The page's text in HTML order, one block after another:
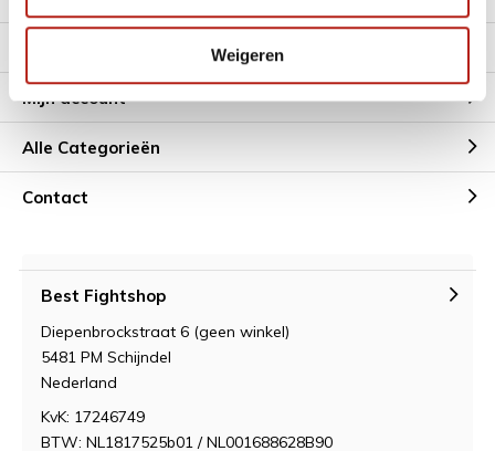
Weigeren
Mijn account
Alle Categorieën
Contact
Best Fightshop
Diepenbrockstraat 6 (geen winkel)
5481 PM Schijndel
Nederland
KvK: 17246749
BTW: NL1817525b01 / NL001688628B90